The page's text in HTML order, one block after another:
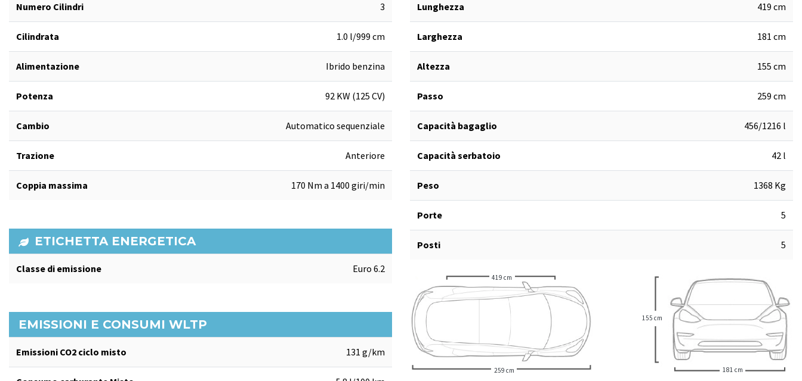
Numero Cilindri 3
Cilindrata 1.0 l/999 cm
Alimentazione Ibrido benzina
Potenza 92 KW (125 CV)
Cambio Automatico sequenziale
Trazione Anteriore
Coppia massima 170 Nm a 1400 giri/min
ETICHETTA ENERGETICA
Classe di emissione Euro 6.2
EMISSIONI E CONSUMI WLTP
Emissioni CO2 ciclo misto 131 g/km
Lunghezza 419 cm
Larghezza 181 cm
Altezza 155 cm
Passo 259 cm
Capacità bagaglio 456/1216 l
Capacità serbatoio 42 l
Peso 1368 Kg
Porte 5
Posti 5
419 cm
259 cm
155 cm
181 cm